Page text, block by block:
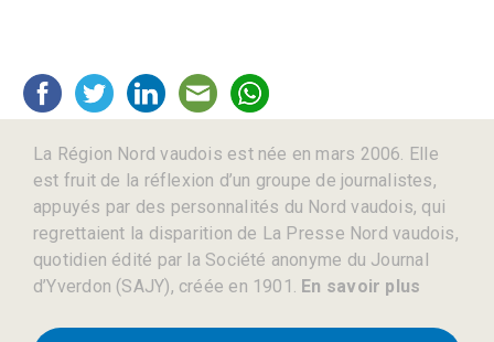
La Région Nord vaudois est née en mars 2006. Elle
est fruit de la réflexion d’un groupe de journalistes,
appuyés par des personnalités du Nord vaudois, qui
regrettaient la disparition de La Presse Nord vaudois,
quotidien édité par la Société anonyme du Journal
d’Yverdon (SAJY), créée en 1901. En savoir plus